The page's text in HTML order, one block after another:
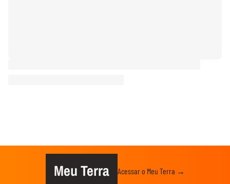
Meu Terra Acessar o Meu Terra →